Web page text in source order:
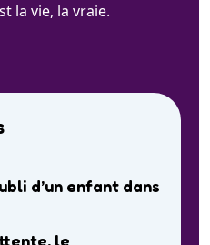
la vie, la vraie.
d’un enfant dans
le